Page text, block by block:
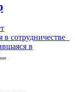
в сотрудничестве
в